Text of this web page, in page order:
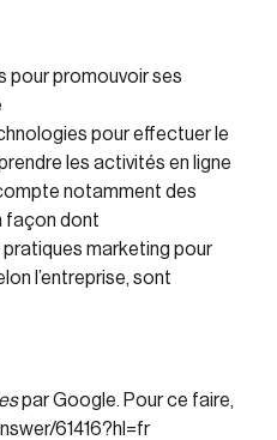
pour promouvoir ses
pour effectuer le
les activités en ligne
notamment des
façon dont
marketing pour
l’entreprise, sont
par Google. Pour ce faire,
61416?hl=fr